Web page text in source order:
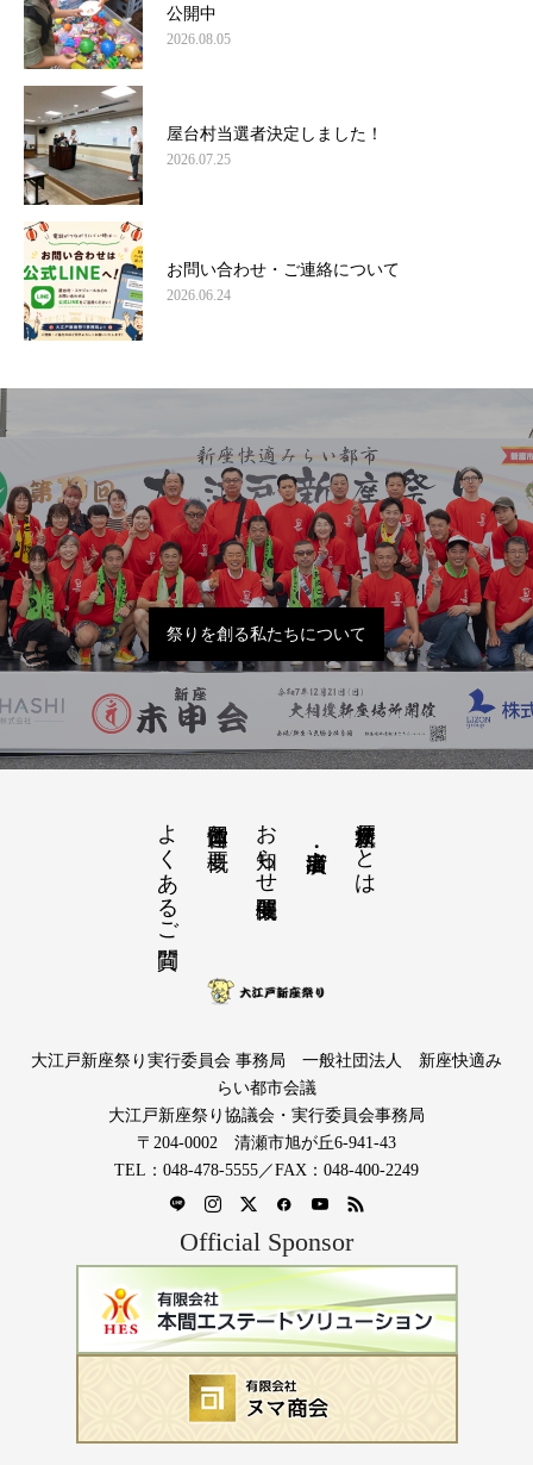
公開中
2026.08.05
屋台村当選者決定しました！
2026.07.25
お問い合わせ・ご連絡について
2026.06.24
祭りを創る私たちについて
大江戸新座祭りとは
お知らせ開催概要
運営団体と概要
よくあるご質問
大江戸新座祭り実行委員会 事務局 一般社団法人 新座快適み
らい都市会議
大江戸新座祭り協議会・実行委員会事務局
〒204-0002 清瀬市旭が丘6-941-43
TEL：048-478-5555／FAX：048-400-2249
Official Sponsor